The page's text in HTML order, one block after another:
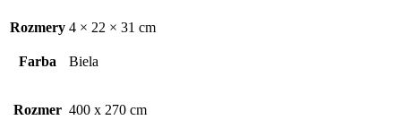
Rozmery 4 × 22 × 31 cm
Farba Biela
Rozmer 400 x 270 cm